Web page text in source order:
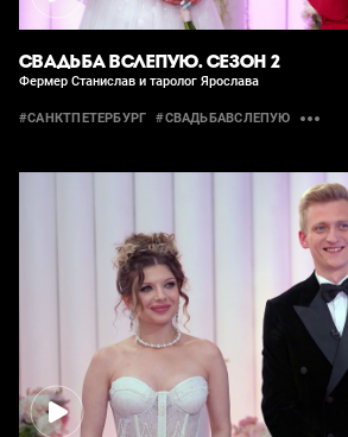
СВАДЬБА ВСЛЕПУЮ. СЕЗОН 2
Фермер Станислав и таролог Ярослава
#САНКТПЕТЕРБУРГ #СВАДЬБАВСЛЕПУЮ